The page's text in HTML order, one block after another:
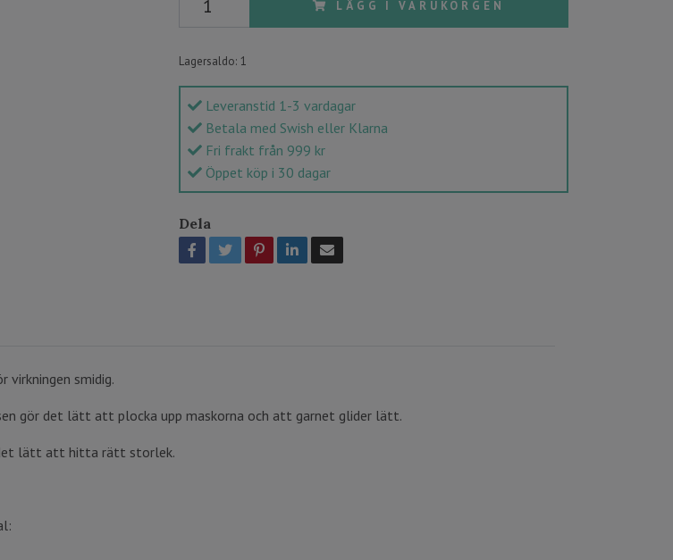
LÄGG I VARUKORGEN
Lagersaldo: 1
Leveranstid 1-3 vardagar
Betala med Swish eller Klarna
Fri frakt från 999 kr
Öppet köp i 30 dagar
Dela
virkningen smidig.
gör det lätt att plocka upp maskorna och att garnet glider lätt.
det lätt att hitta rätt storlek.